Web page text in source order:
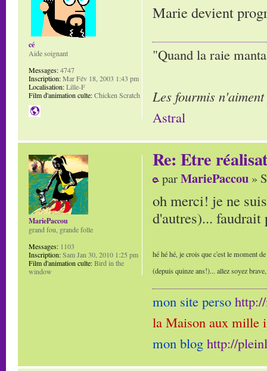
Marie devient
"Quand la raie
Les fourmis
Astral
cé
Aide soignant
Messages:4747
Inscription:Mar Fév 18, 2003 1:43 pm
Localisation:Lille-F
Film d'animation culte:Chicken Scratch
Re: Etre
parMariePaccou »
oh merci! je ne
d'autres)...
hé hé hé, je crois que c'est le moment
(depuis quinze ans!)... allez soyez
mon site perso
la Maison aux mille
mon blog http://
MariePaccou
grand fou, grande folle
Messages: 1103
Inscription:Sam Jan 30, 2010 1:25 pm
Film d'animation culte:Bird in the
window